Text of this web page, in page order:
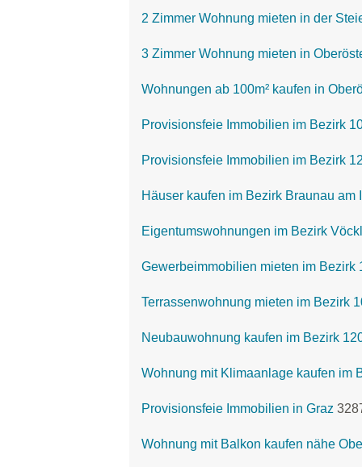
2 Zimmer Wohnung mieten in der
3 Zimmer Wohnung mieten in
Wohnungen ab 100m² kaufen in
Provisionsfeie Immobilien im Bezirk
Provisionsfeie Immobilien im Bezirk
Häuser kaufen im Bezirk Braunau am
Eigentumswohnungen im Bezirk
Gewerbeimmobilien mieten im Bezirk
Terrassenwohnung mieten im Bezirk
Neubauwohnung kaufen im Bezirk
Wohnung mit Klimaanlage kaufen im
Provisionsfeie Immobilien in Graz
Wohnung mit Balkon kaufen nähe